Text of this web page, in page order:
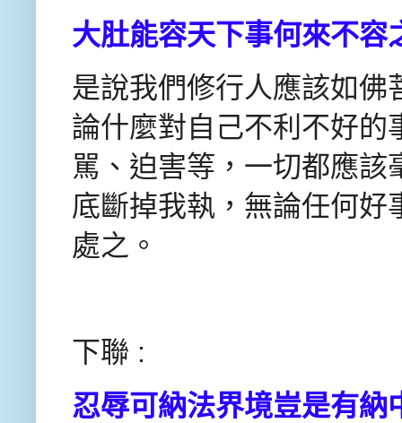
大肚能容天下事何來不容
是說我們修行人應該如佛
論什麼對自己不利不好的
駡、迫害等，一切都應
底斷掉我執，無論任何
處之。
下聯 :
忍辱可納法界境豈是有納